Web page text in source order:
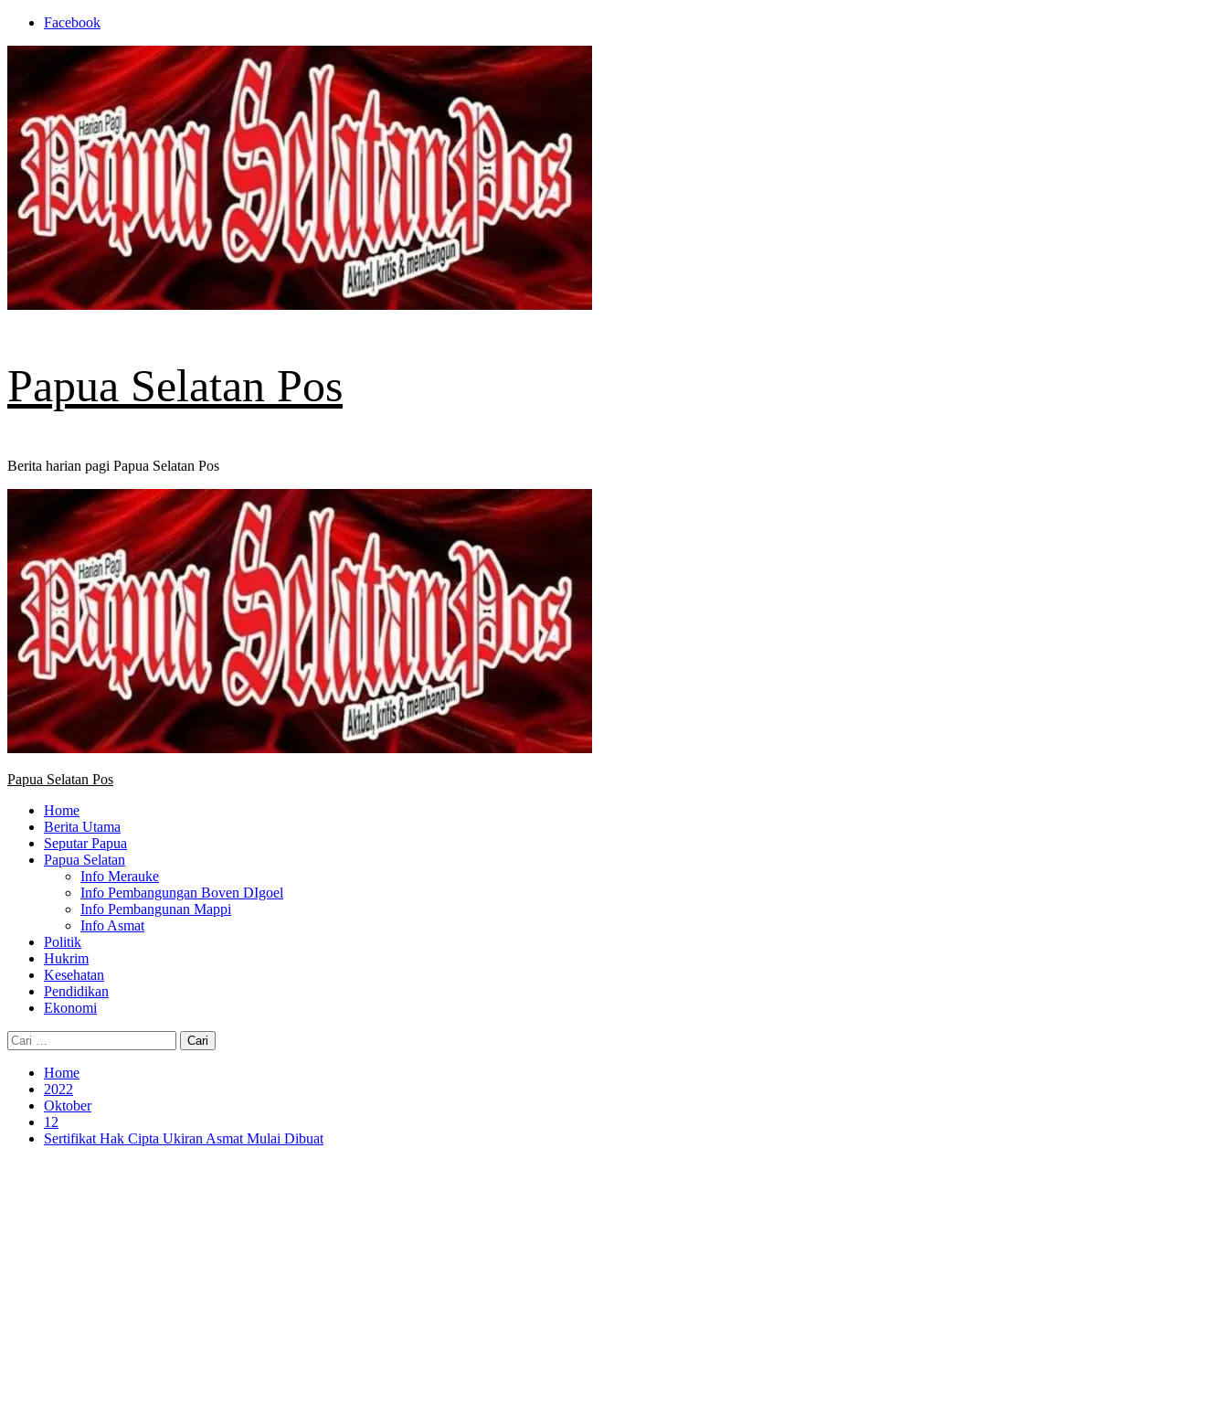
Skip
content
Facebook
Papua Selatan Pos
Berita harian pagi Papua Selatan Pos
Primary
Papua Selatan Pos
Home
Berita Utama
Seputar Papua
Papua Selatan
Info Merauke
Info Pembangungan Boven DIgoel
Info Pembangunan Mappi
Info Asmat
Politik
Hukrim
Kesehatan
Pendidikan
Ekonomi
Cari
untuk:
Home
2022
Oktober
12
Sertifikat Hak Cipta Ukiran Asmat Mulai Dibuat